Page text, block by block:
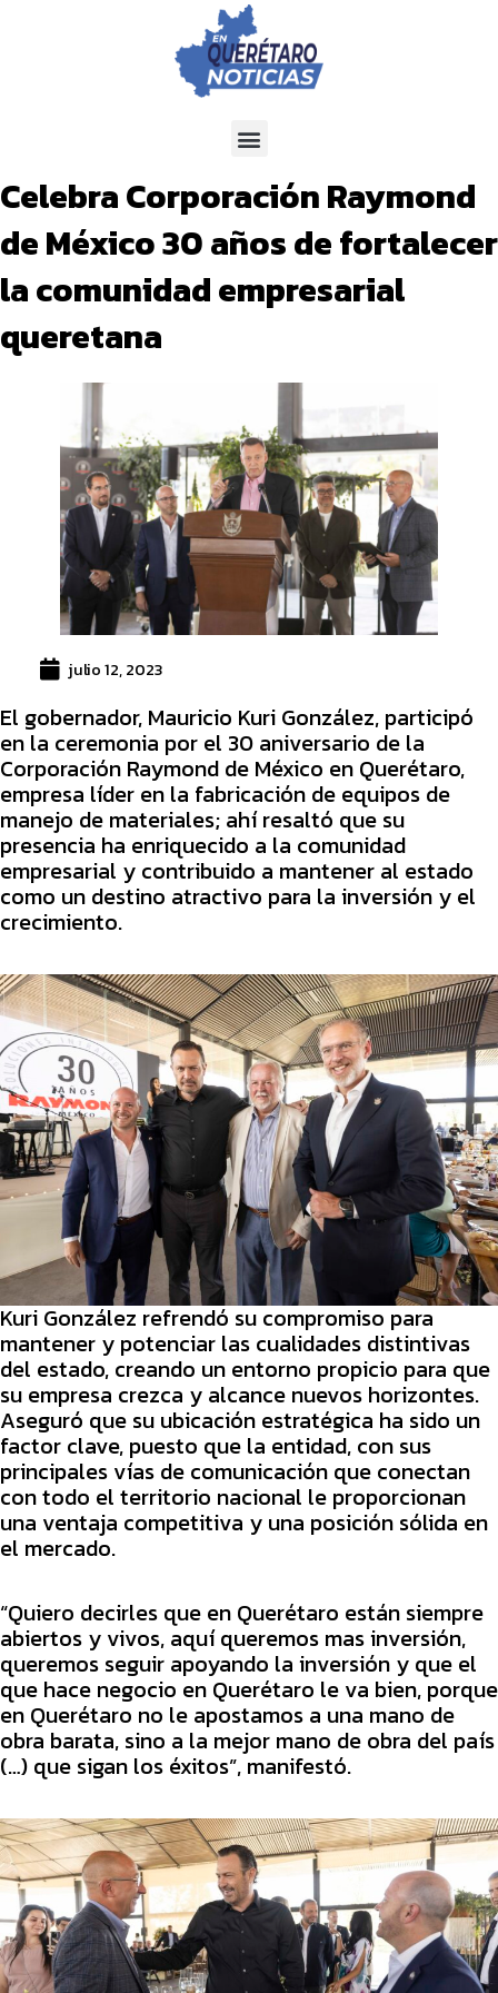
Celebra Corporación Raymond
de México 30 años de fortalecer
la comunidad empresarial
queretana
julio 12, 2023
El gobernador, Mauricio Kuri González, participó
en la ceremonia por el 30 aniversario de la
Corporación Raymond de México en Querétaro,
empresa líder en la fabricación de equipos de
manejo de materiales; ahí resaltó que su
presencia ha enriquecido a la comunidad
empresarial y contribuido a mantener al estado
como un destino atractivo para la inversión y el
crecimiento.
Kuri González refrendó su compromiso para
mantener y potenciar las cualidades distintivas
del estado, creando un entorno propicio para que
su empresa crezca y alcance nuevos horizontes.
Aseguró que su ubicación estratégica ha sido un
factor clave, puesto que la entidad, con sus
principales vías de comunicación que conectan
con todo el territorio nacional le proporcionan
una ventaja competitiva y una posición sólida en
el mercado.
“Quiero decirles que en Querétaro están siempre
abiertos y vivos, aquí queremos mas inversión,
queremos seguir apoyando la inversión y que el
que hace negocio en Querétaro le va bien, porque
en Querétaro no le apostamos a una mano de
obra barata, sino a la mejor mano de obra del país
(…) que sigan los éxitos”, manifestó.